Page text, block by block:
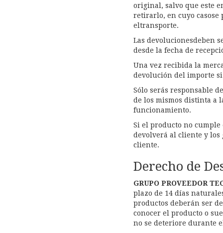
original, salvo que este
retirarlo, en cuyo casose
eltransporte.
Las devolucionesdeben
desde la fecha de
Una vez recibida la
devolución del importe
Sólo serás responsable
de los mismos distinta a
funcionamiento.
Si el producto no
devolverá al cliente y los
cliente.
Derecho de
GRUPO PROVEEDOR
plazo de 14 días
productos deberán ser
conocer el producto o
no se deteriore durante